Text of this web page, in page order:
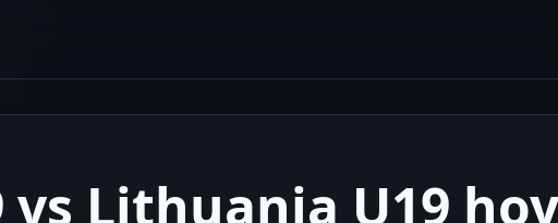
vs Lithuania U19 hoy